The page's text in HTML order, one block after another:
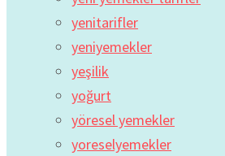
yenitarifler
yeniyemekler
yeşilik
yoğurt
yöresel yemekler
yoreselyemekler